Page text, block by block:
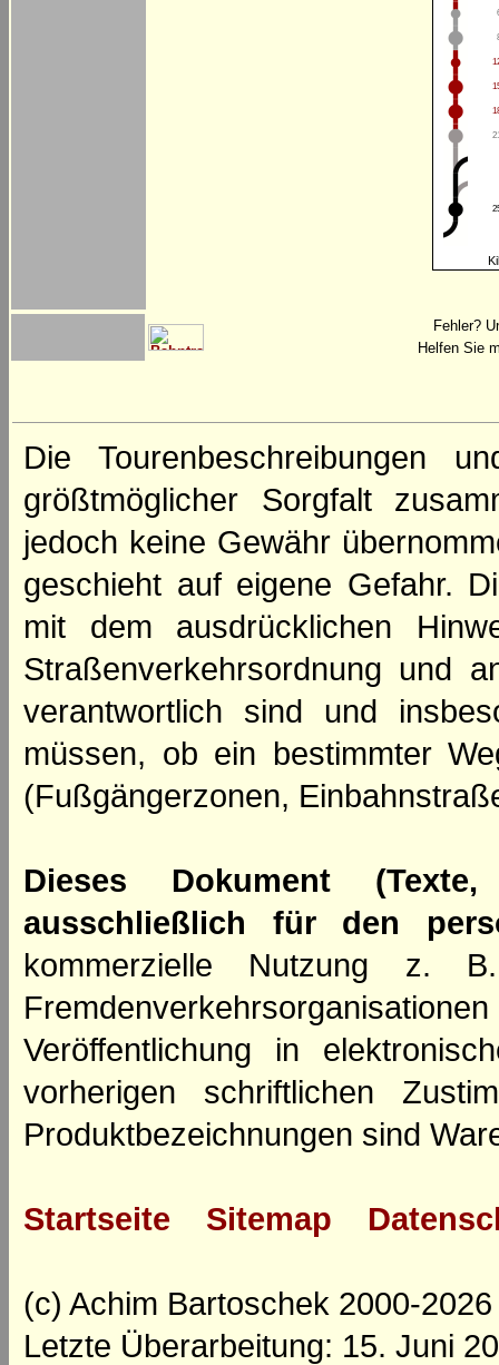
Fehler?
Helfen Sie
Die Tourenbeschreibungen
größtmöglicher Sorgfalt
jedoch keine Gewähr
geschieht auf eigene Gefahr.
mit dem ausdrücklichen
Straßenverkehrsordnung und
verantwortlich sind und
müssen, ob ein bestimmter
(Fußgängerzonen,
Dieses Dokument
ausschließlich für den
kommerzielle Nutzung z.
Veröffentlichung in
vorherigen schriftlichen
Produktbezeichnungen sind
Startseite Sitemap
(c) Achim Bartoschek 2000-2026
Letzte Überarbeitung: 15. Juni